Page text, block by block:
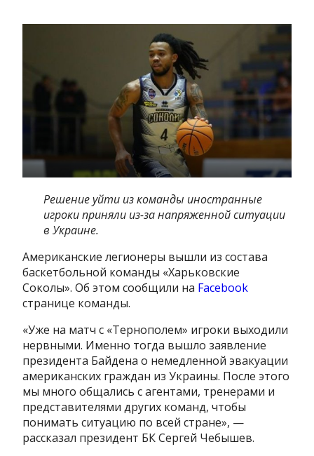
Решение уйти из команды иностранные
игроки приняли из-за напряженной ситуации
в Украине.
Американские легионеры вышли из состава
баскетбольной команды «Харьковские
Соколы». Об этом сообщили на Facebook
странице команды.
«Уже на матч с «Тернополем» игроки выходили
нервными. Именно тогда вышло заявление
президента Байдена о немедленной эвакуации
американских граждан из Украины. После этого
мы много общались с агентами, тренерами и
представителями других команд, чтобы
понимать ситуацию по всей стране», —
рассказал президент БК Сергей Чебышев.